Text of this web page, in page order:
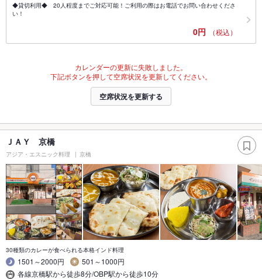
◆貸切利用◆ 20人程度までご対応可能！ご利用の際はお電話でお問い合わせくださ
い！
0円 （税込）
カレンダーの更新に失敗しました。
下記ボタンを押して空席状況を更新してください。
空席状況を更新する
ＪＡＹ 京橋
アジア・エスニック料理 京橋
30種類のカレーが食べられる本格インド料理
1501～2000円
501～1000円
各線京橋駅から徒歩8分/OBP駅から徒歩10分